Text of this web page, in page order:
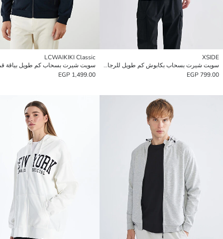
XSIDE
سويت شيرت بسحاب بكابوش كم طويل للرجال
799.00 EGP
LCWAIKIKI Classic
1,499.00 EGP